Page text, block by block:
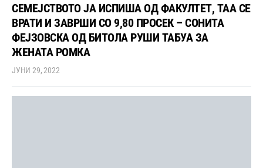
СЕМЕЈСТВОТО ЈА ИСПИША ОД ФАКУЛТЕТ, ТАА СЕ
ВРАТИ И ЗАВРШИ СО 9,80 ПРОСЕК – СОНИТА
ФЕЈЗОВСКА ОД БИТОЛА РУШИ ТАБУА ЗА
ЖЕНАТА РОМКА
ЈУНИ 29, 2022